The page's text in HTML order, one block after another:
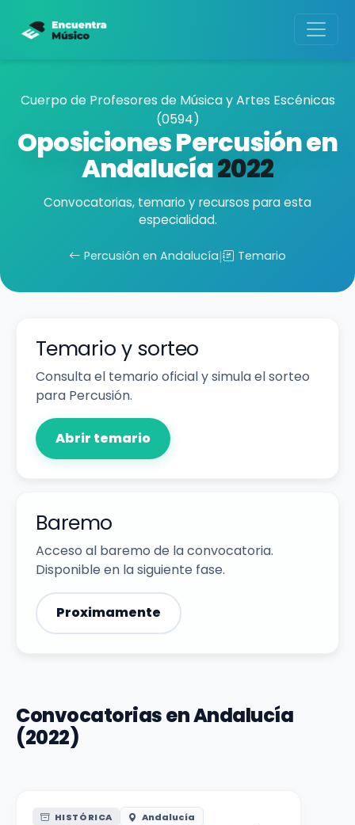
Cuerpo de Profesores de Música y Artes Escénicas
(0594)
Oposiciones Percusión en
Andalucía2022
Convocatorias, temario y recursos para esta
especialidad.
Percusión en Andalucía| Temario
Temario y sorteo
Consulta el temario oficial y simula el sorteo
para Percusión.
Abrir temario
Baremo
Acceso al baremo de la convocatoria.
Disponible en la siguiente fase.
Proximamente
Convocatorias en Andalucía
(2022)
HISTÓRICA Andalucía